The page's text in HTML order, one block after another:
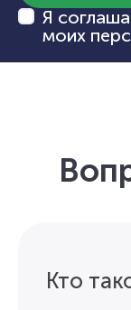
Я
моих
Кто